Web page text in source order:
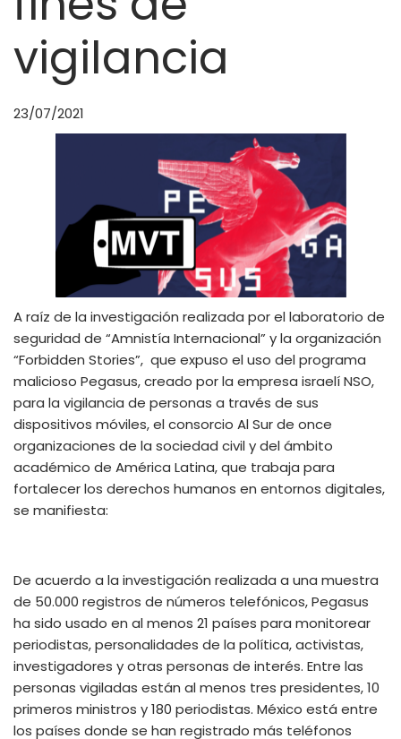
vigilancia
23/07/2021
A raíz de la investigación realizada por el laboratorio de
seguridad de “Amnistía Internacional” y la organización
“Forbidden Stories”, que expuso el uso del programa
malicioso Pegasus, creado por la empresa israelíNSO,
para la vigilancia de personas a través de sus
dispositivos móviles, el consorcio Al Sur de once
organizaciones de la sociedad civil y del ámbito
académico de América Latina, que trabaja para
fortalecer los derechos humanos en entornos digitales,
se manifiesta:
De acuerdo a la investigación realizada a una muestra
de 50.000 registros de números telefónicos, Pegasus
ha sido usado en al menos 21 países para monitorear
periodistas, personalidades de la política, activistas,
investigadores yotras personas de interés. Entre las
personas vigiladas están al menos tres presidentes, 10
primeros ministros y 180 periodistas. México está entre
los países donde se han registrado más teléfonos